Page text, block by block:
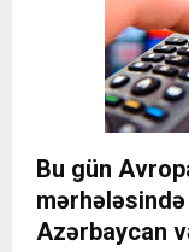
Bu gün
Azərbaycan